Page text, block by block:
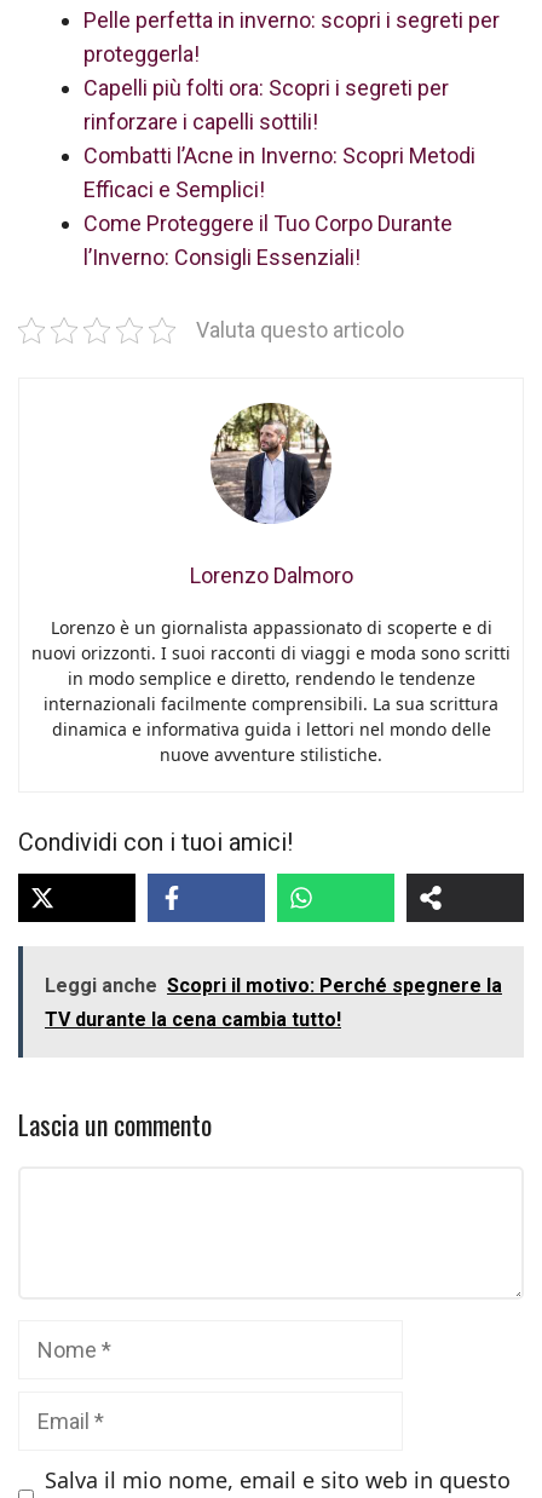
Pelle perfetta in inverno: scopri i segreti per
proteggerla!
Capelli più folti ora: Scopri i segreti per
rinforzare i capelli sottili!
Combatti l’Acne in Inverno: Scopri Metodi
Efficaci e Semplici!
Come Proteggere il Tuo Corpo Durante
l’Inverno: Consigli Essenziali!
Valuta questo articolo
Lorenzo Dalmoro
Lorenzo è un giornalista appassionato di scoperte e di
nuovi orizzonti. I suoi racconti di viaggi e moda sono scritti
in modo semplice e diretto, rendendo le tendenze
internazionali facilmente comprensibili. La sua scrittura
dinamica e informativa guida i lettori nel mondo delle
nuove avventure stilistiche.
Condividi con i tuoi amici!
Leggi anche Scopri il motivo: Perché spegnere la
TV durante la cena cambia tutto!
Lascia un commento
Salva il mio nome, email e sito web in questo